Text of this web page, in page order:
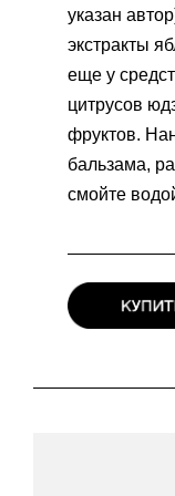
указан
экстракты
еще у
цитрусов
фруктов.
бальзама,
смойте